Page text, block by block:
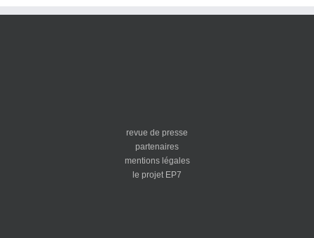
revue de presse
partenaires
mentions légales
le projet EP7